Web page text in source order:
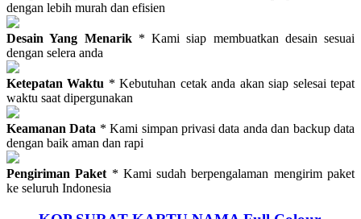
dengan lebih murah dan efisien
Desain Yang Menarik* Kami siap membuatkan desain sesuai
dengan selera anda
Ketepatan Waktu * Kebutuhan cetak anda akan siap selesai tepat
waktu saat dipergunakan
Keamanan Data * Kami simpan privasi data anda dan backup data
dengan baik aman dan rapi
Pengiriman Paket * Kami sudah berpengalaman mengirim paket
ke seluruh Indonesia